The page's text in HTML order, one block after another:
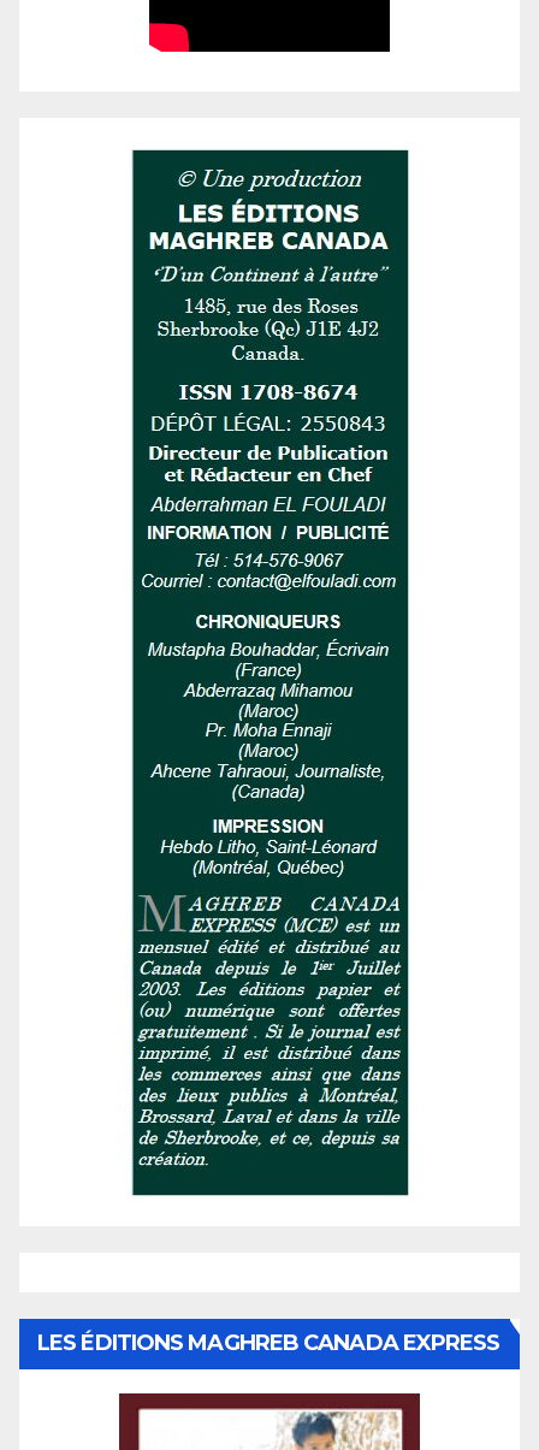
LES ÉDITIONS MAGHREB CANADA EXPRESS